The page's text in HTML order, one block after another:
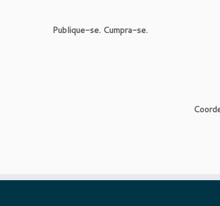
Publique-se. Cumpra-se.